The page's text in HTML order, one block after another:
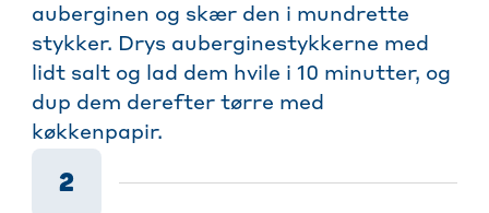
auberginen og skær den i mundrette
stykker. Drys auberginestykkerne med
lidt salt og lad dem hvile i 10 minutter, og
dup dem derefter tørre med
køkkenpapir.
2